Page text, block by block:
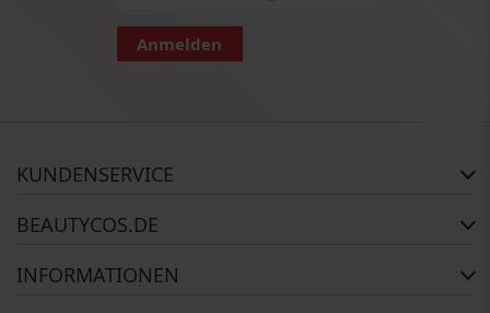
Anmelden
KUNDENSERVICE
Reklamationsrecht
BEAUTYCOS.DE
INFORMATIONEN